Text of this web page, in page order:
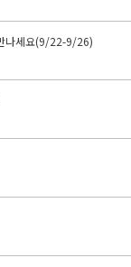
나세요(9/22-9/26)